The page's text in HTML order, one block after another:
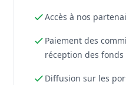
Accès à nos
Paiement des
réception des
Diffusion sur les